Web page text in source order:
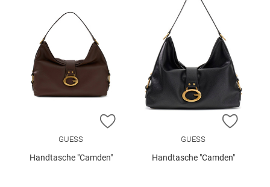
ZUR WUNSCHLISTE HINZUFÜGEN
GUESS
Handtasche "Camden"
ZUR
GUESS
Handtasche "Camden"